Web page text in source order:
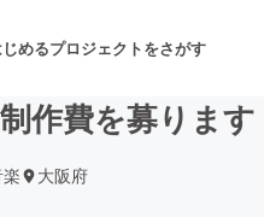
めるプロジェクトをさがす
作費を募ります
大阪府